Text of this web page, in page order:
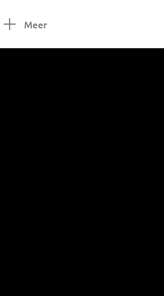
Meer